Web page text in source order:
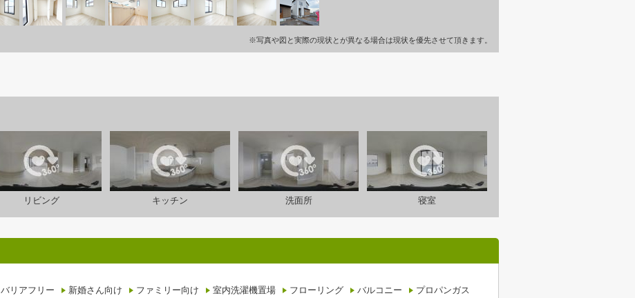
※写真や図と実際の現状とが異なる場合は現状を優先させて頂きます。
リビング キッチン 洗面所 寝室
バリアフリー 新婚さん向け ファミリー向け 室内洗濯機置場 フローリング バルコニー
プロパンガス